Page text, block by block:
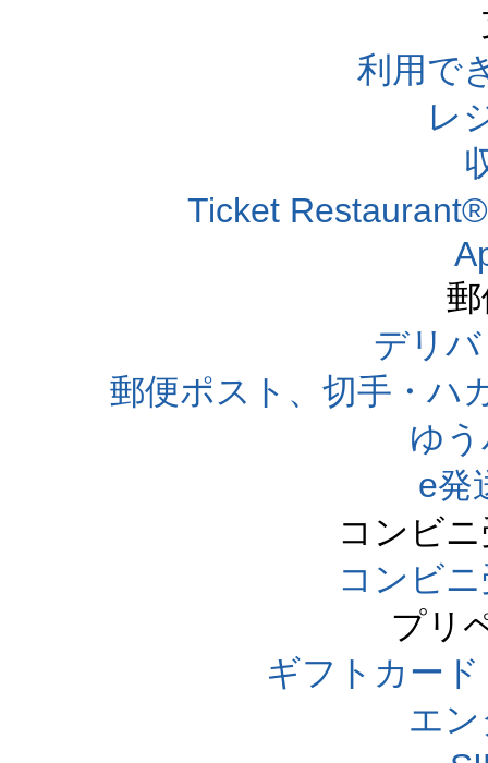
利用で
レ
Ticket
デリ
郵便ポスト、切手・ハ
ゆ
e発
コンビ
コンビ
プリ
ギフトカー
エ